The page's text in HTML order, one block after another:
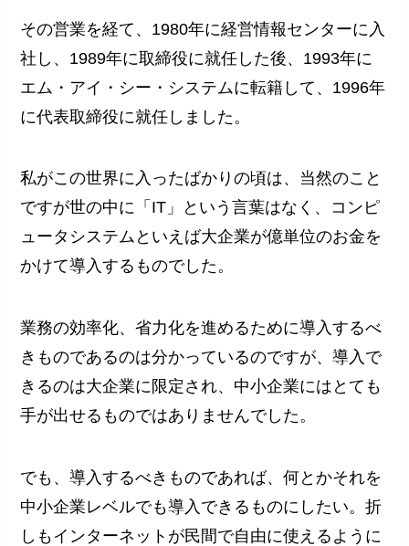
その営業を経て、1980年に経営情報センターに入
社し、1989年に取締役に就任した後、1993年に
エム・アイ・シー・システムに転籍して、1996年
に代表取締役に就任しました。
私がこの世界に入ったばかりの頃は、当然のこと
ですが世の中に「IT」という言葉はなく、コンピ
ュータシステムといえば大企業が億単位のお金を
かけて導入するものでした。
業務の効率化、省力化を進めるために導入するべ
きものであるのは分かっているのですが、導入で
きるのは大企業に限定され、中小企業にはとても
手が出せるものではありませんでした。
でも、導入するべきものであれば、何とかそれを
中小企業レベルでも導入できるものにしたい。折
しもインターネットが民間で自由に使えるように